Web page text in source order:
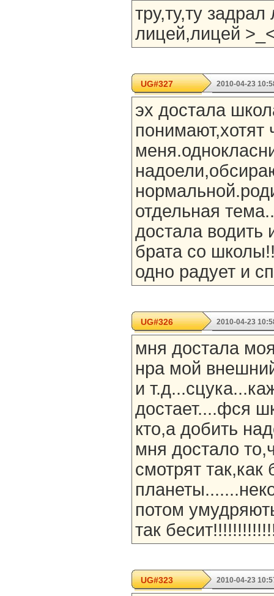
тру,ту,ту
лицей,лицей
UG#327 2010-04-23
эх достала
понимают,хотят
отдельная
достала водить
брата со
одно радует и
UG#326 2010-04-23
мня достала
нра мой
и
достает....фся
кто,а добить
мня достало
смотрят так,как
потом
так
UG#323 2010-04-23